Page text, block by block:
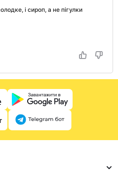
і сироп, а не пігулки